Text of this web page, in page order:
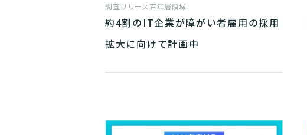
調査リリース 若年層領域
約4割のIT企業が障がい者雇用の採用
拡大に向けて計画中